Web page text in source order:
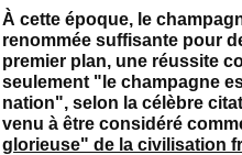
À cette époque, le
renommée suffisante pour
premier plan, une réussite
seulement "le champagne
nation", selon la célèbre
venu à être considéré
glorieuse" de la civilisation